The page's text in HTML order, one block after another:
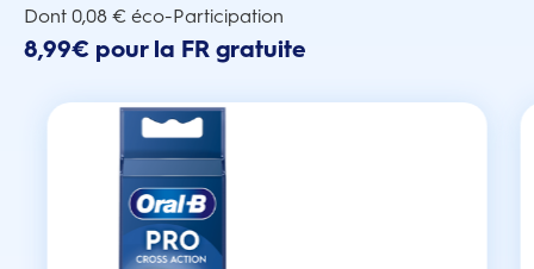
avis
Dont 0,08 € éco-Participation
8,99€ pour la FR gratuite